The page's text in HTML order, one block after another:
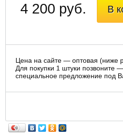
В
4 200 руб.
Цена на сайте — оптовая (ниже
Для покупки 1 штуки позвоните
специальное предложение под